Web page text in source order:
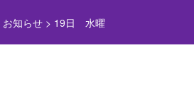
お知らせ> 19日 水曜